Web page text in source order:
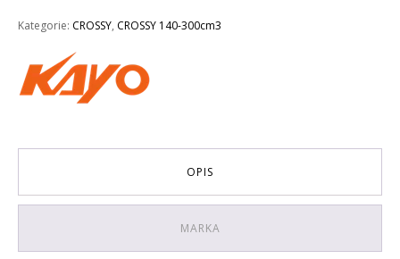
PIT
125
TD
Kategorie: CROSSY, CROSSY 140-300cm3
OPIS
MARKA